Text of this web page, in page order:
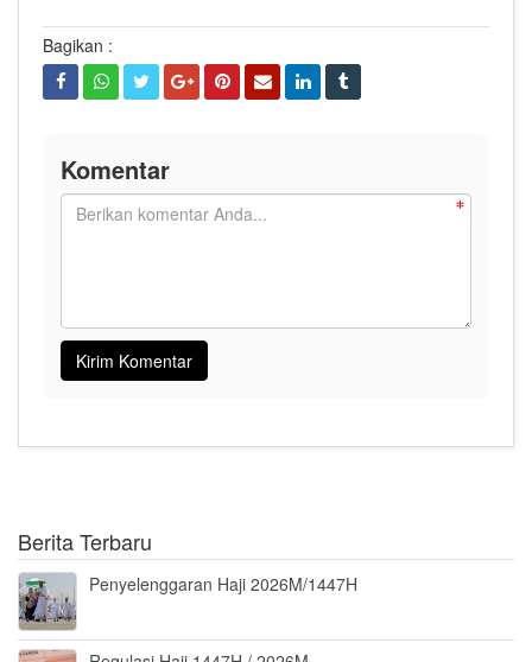
Bagikan :
Komentar
Berita Terbaru
Penyelenggaran Haji 2026M/1447H